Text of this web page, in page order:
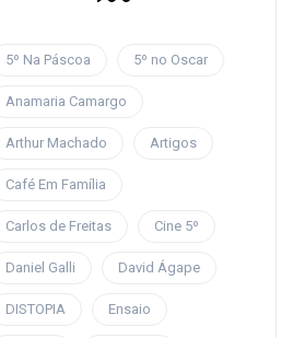
5º Na Páscoa 5º no Oscar
Anamaria Camargo
Arthur Machado Artigos
Café Em Família
Carlos de Freitas Cine 5º
Daniel Galli David Ágape
DISTOPIA Ensaio